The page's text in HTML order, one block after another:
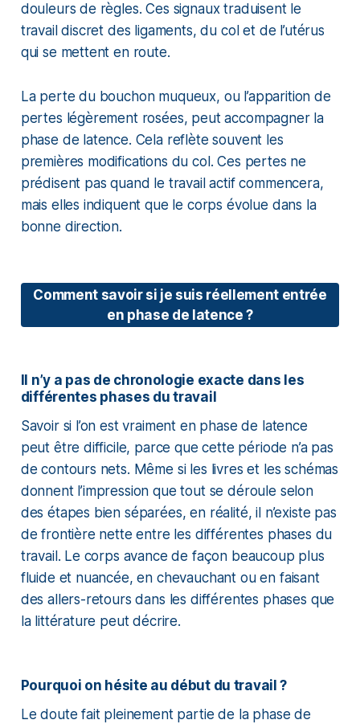
douleurs de règles. Ces signaux traduisent le
travail discret des ligaments, du col et de l’utérus
qui se mettent en route.
La perte du bouchon muqueux, ou l’apparition de
pertes légèrement rosées, peut accompagner la
phase de latence. Cela reflète souvent les
premières modifications du col. Ces pertes ne
prédisent pas quand le travail actif commencera,
mais elles indiquent que le corps évolue dans la
bonne direction.
Comment savoir si je suis réellement entrée
en phase de latence ?
Il n’y a pas de chronologie exacte dans les
différentes phases du travail
Savoir si l’on est vraiment en phase de latence
peut être difficile, parce que cette période n’a pas
de contours nets. Même si les livres et les schémas
donnent l’impression que tout se déroule selon
des étapes bien séparées, en réalité, il n’existe pas
de frontière nette entre les différentes phases du
travail. Le corps avance de façon beaucoup plus
fluide et nuancée, en chevauchant ou en faisant
des allers-retours dans les différentes phases que
la littérature peut décrire.
Pourquoi on hésite au début du travail ?
Le doute fait pleinement partie de la phase de